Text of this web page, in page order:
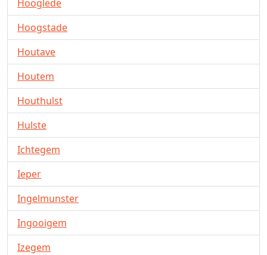
Hooglede
Hoogstade
Houtave
Houtem
Houthulst
Hulste
Ichtegem
Ieper
Ingelmunster
Ingooigem
Izegem